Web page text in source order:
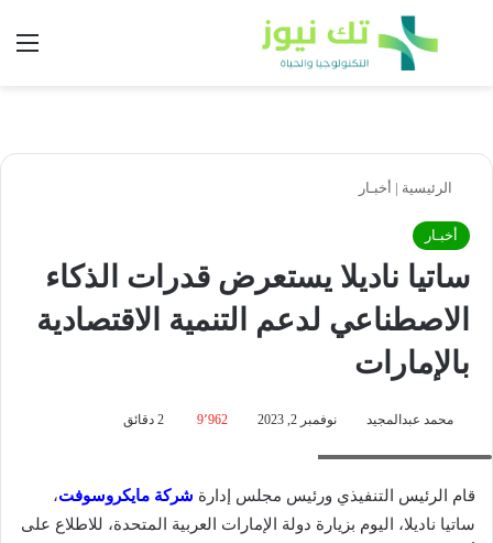
بحث عن
الرئيسية | أخبـار
أخبـار
ساتيا ناديلا يستعرض قدرات الذكاء
الاصطناعي لدعم التنمية الاقتصادية
بالإمارات
محمد عبدالمجيد نوفمبر 2, 2023 9٬962
قام الرئيس التنفيذي ورئيس مجلس إدارة شركة مايكروسوفت،
ساتيا ناديلا، اليوم بزيارة دولة الإمارات العربية المتحدة، للاطلاع على